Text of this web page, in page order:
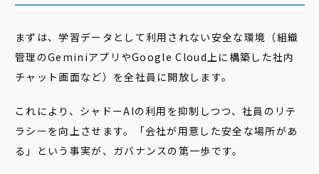
まずは、学習データとして利用されない安全な環境（組織
管理のGeminiアプリやGoogle Cloud上に構築した社内
チャット画面など）を全社員に開放します。
これにより、シャドーAIの利用を抑制しつつ、社員のリテ
ラシーを向上させます。「会社が用意した安全な場所があ
る」という事実が、ガバナンスの第一歩です。